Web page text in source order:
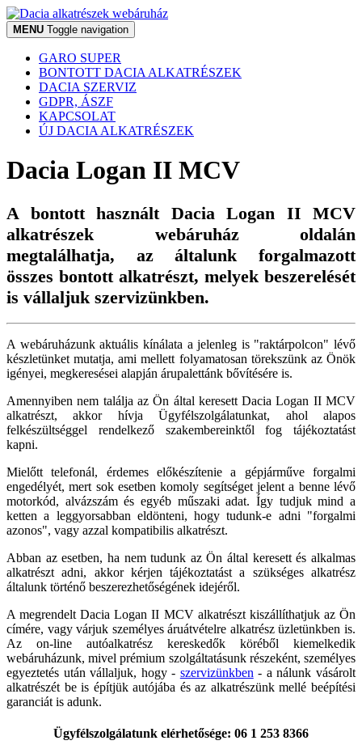
MENU Toggle navigation
GARO SUPER
BONTOTT DACIA ALKATRÉSZEK
DACIA SZERVIZ
GDPR, ÁSZF
KAPCSOLAT
ÚJ DACIA ALKATRÉSZEK
Dacia Logan II MCV
A bontott használt Dacia Logan II MCV
alkatrészek webáruház oldalán
megtalálhatja, az általunk forgalmazott
összes bontott alkatrészt, melyek beszerelését
is vállaljuk szervizünkben.
A webáruházunk aktuális kínálata a jelenleg is "raktárpolcon" lévő
készletünket mutatja, ami mellett folyamatosan törekszünk az Önök
igényei, megkeresései alapján árupalettánk bővítésére is.
Amennyiben nem találja az Ön által keresett Dacia Logan II MCV
alkatrészt, akkor hívja Ügyfélszolgálatunkat, ahol alapos
felkészültséggel rendelkező szakembereinktől fog tájékoztatást
kapni.
Mielőtt telefonál, érdemes előkészítenie a gépjárműve forgalmi
engedélyét, mert sok esetben komoly segítséget jelent a benne lévő
motorkód, alvázszám és egyéb műszaki adat. Így tudjuk mind a
ketten a leggyorsabban eldönteni, hogy tudunk-e adni "forgalmi
azonos", vagy azzal kompatibilis alkatrészt.
Abban az esetben, ha nem tudunk az Ön által keresett és alkalmas
alkatrészt adni, akkor kérjen tájékoztatást a szükséges alkatrész
általunk történő beszerezhetőségének idejéről.
A megrendelt Dacia Logan II MCV alkatrészt kiszállíthatjuk az Ön
címére, vagy várjuk személyes áruátvételre alkatrész üzletünkben is.
Az on-line autóalkatrész kereskedők köréből kiemelkedik
webáruházunk, mivel prémium szolgáltatásunk részeként, személyes
egyeztetés után vállaljuk, hogy - szervizünkben - a nálunk vásárolt
alkatrészét be is építjük autójába és az alkatrészünk mellé beépítési
garanciát is adunk.
Ügyfélszolgálatunk elérhetősége: 06 1 253 8366